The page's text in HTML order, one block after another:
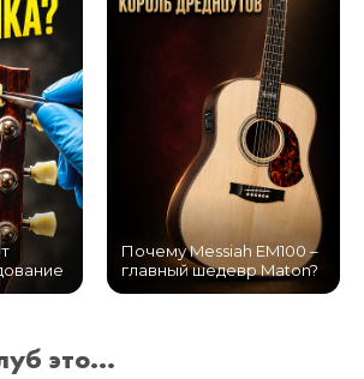
Почему Messiah EM100 –
главный шедевр Maton?
это...